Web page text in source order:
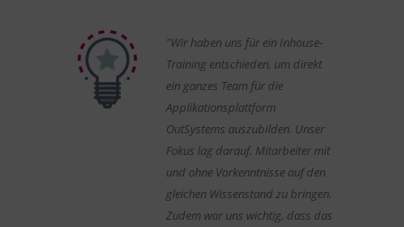
"Wir haben uns für ein Inhouse-
Training entschieden, um direkt
ein ganzes Team für die
Applikationsplattform
OutSystems auszubilden. Unser
Fokus lag darauf, Mitarbeiter mit
und ohne Vorkenntnisse auf den
gleichen Wissenstand zu bringen.
Zudem war uns wichtig, dass das